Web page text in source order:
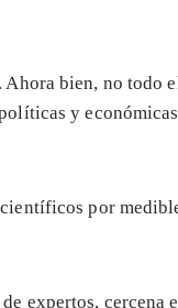
bien, no todo
y
por
expertos, cercena